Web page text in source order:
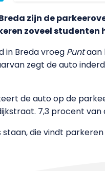
zijn de
zoveel studenten
in Breda vroeg Puntaan
zegt de auto
de auto op de
7,3 procent
die vindt